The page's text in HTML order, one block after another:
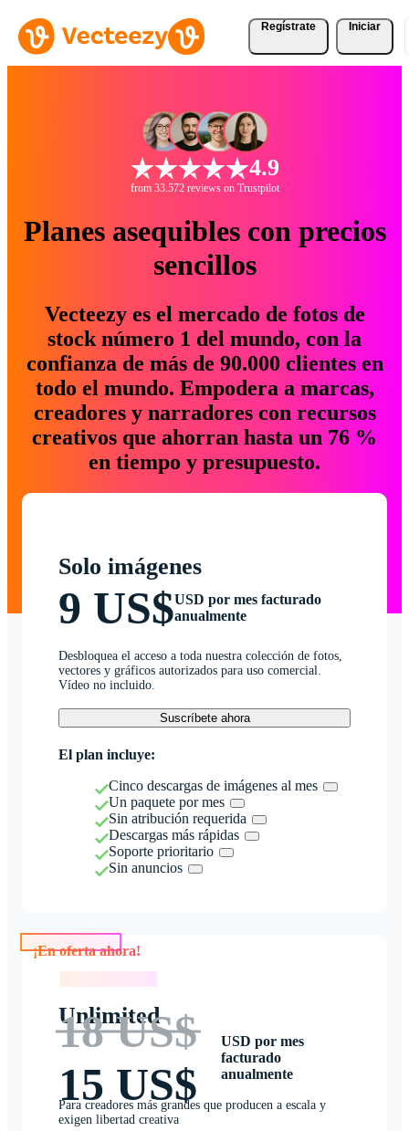
Regístrate Iniciar
4.9
from 33.572 reviews on Trustpilot
Planes asequibles con precios
sencillos
Vecteezy es el mercado de fotos de
stock número 1 del mundo, con la
confianza de más de 90.000 clientes en
todo el mundo. Empodera a marcas,
creadores y narradores con recursos
creativos que ahorran hasta un 76 %
en tiempo y presupuesto.
Solo imágenes
9 US$USD por mes facturado
anualmente
Desbloquea el acceso a toda nuestra colección de fotos,
vectores y gráficos autorizados para uso comercial.
Vídeo no incluido.
Suscríbete ahora
El plan incluye:
Cinco descargas de imágenes al mes
Un paquete por mes
Sin atribución requerida
Descargas más rápidas
Soporte prioritario
Sin anuncios
Unlimited
18 US$
15 US$
USD por mes
facturado
anualmente
Para creadores más grandes que producen a escala y
exigen libertad creativa